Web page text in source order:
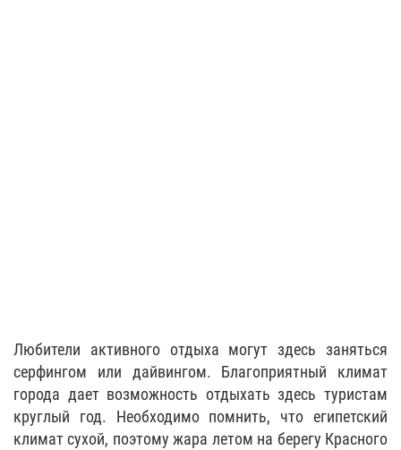
Любители активного отдыха могут здесь заняться
серфингом или дайвингом. Благоприятный климат
города дает возможность отдыхать здесь туристам
круглый год. Необходимо помнить, что египетский
климат сухой, поэтому жара летом на берегу Красного